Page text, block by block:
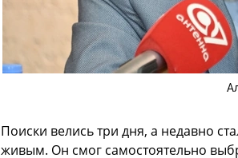
Поиски велись три дня, а недавно
живым. Он смог самостоятельно